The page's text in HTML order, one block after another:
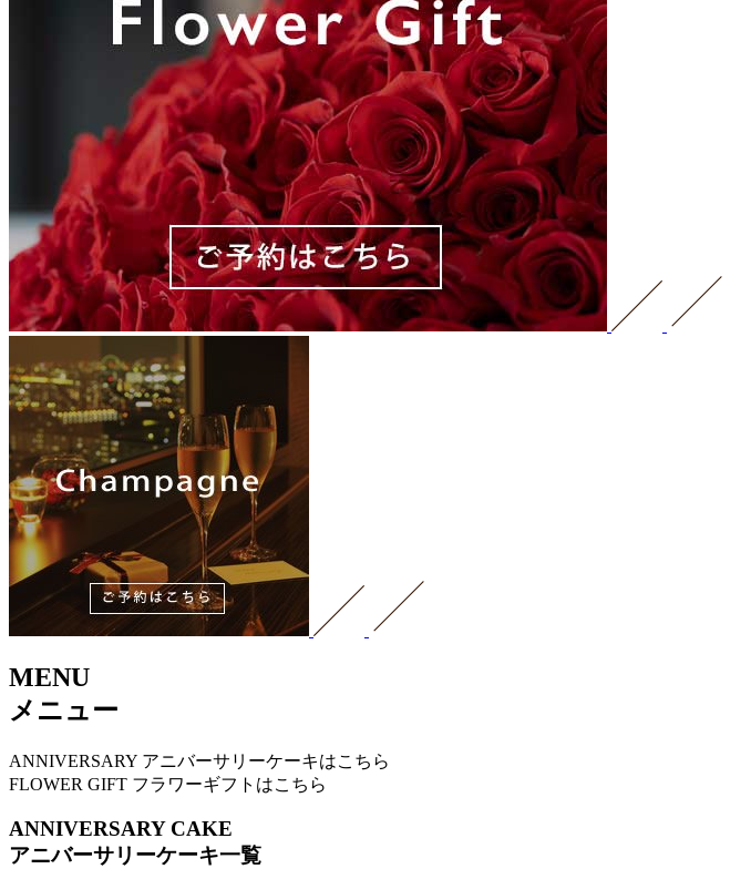
MENU
メニュー
ANNIVERSARY アニバーサリーケーキはこちら
FLOWER GIFT フラワーギフトはこちら
ANNIVERSARY CAKE
アニバーサリーケーキ一覧